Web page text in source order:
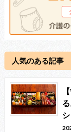
人気のある記事